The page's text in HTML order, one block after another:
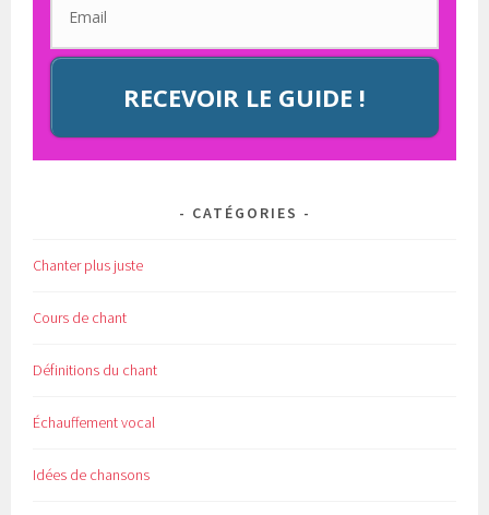
RECEVOIR LE GUIDE !
CATÉGORIES
Chanter plus juste
Cours de chant
Définitions du chant
Échauffement vocal
Idées de chansons